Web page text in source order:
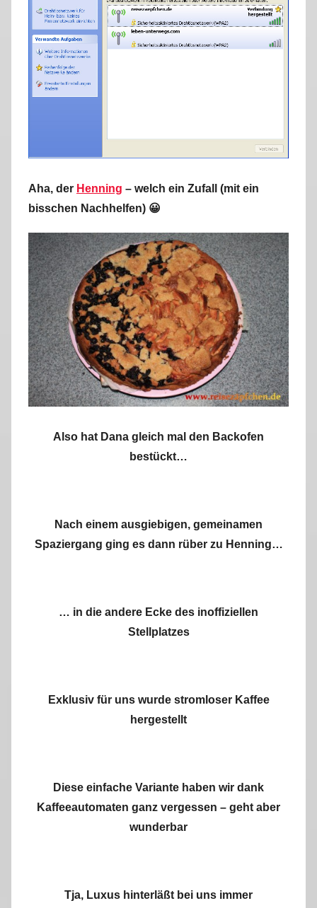
Aha, der Henning – welch ein Zufall (mit ein
bisschen Nachhelfen) 😀
Also hat Dana gleich mal den Backofen
bestückt…
Nach einem ausgiebigen, gemeinamen
Spaziergang ging es dann rüber zu Henning…
… in die andere Ecke des inoffiziellen
Stellplatzes
Exklusiv für uns wurde stromloser Kaffee
hergestellt
Diese einfache Variante haben wir dank
Kaffeeautomaten ganz vergessen – geht aber
wunderbar
Tja, Luxus hinterläßt bei uns immer